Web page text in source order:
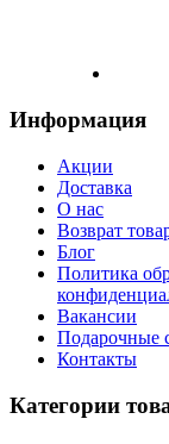
Информация
Акции
Доставка
О нас
Возврат
Блог
Политика
Вакансии
Подарочные
Контакты
Категории